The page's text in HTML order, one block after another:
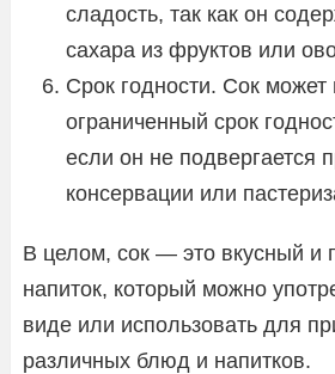
сладость, так как он
сахара из фруктов или
Срок годности. Сок может
ограниченный срок
если он не подвергается
консервации или
В целом, сок — это вкусный и
напиток, который можно
виде или использовать для
различных блюд и напитков.